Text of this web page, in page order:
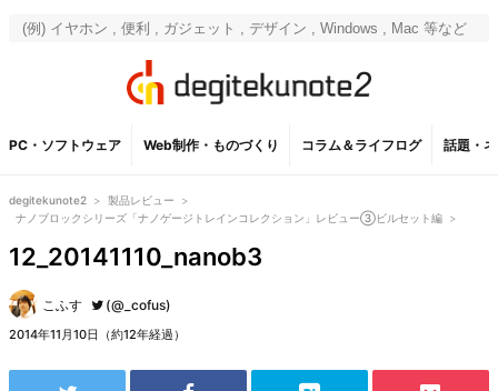
PC・ソフトウェア Web制作・ものづくり コラム＆ライフログ 話題・
degitekunote2 > 製品レビュー
>
ナノブロックシリーズ「ナノゲージトレインコレクション」レビュー③ビルセット編 >
12_20141110_nanob3
こふす (@_cofus)
2014年11月10日（約12年経過）